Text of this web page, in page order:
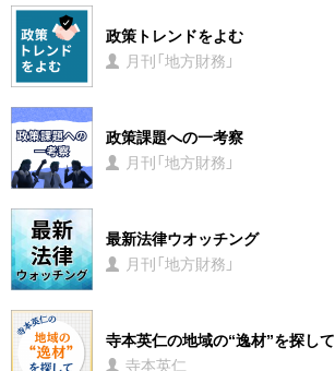
政策トレンドをよむ
月刊「地方財務」
政策課題への一考察
月刊「地方財務」
最新法律ウオッチング
月刊「地方財務」
寺本英仁の地域の“逸材”を探して
寺本英仁